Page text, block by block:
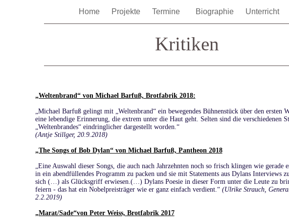
Home Projekte Termine Biographie Unterricht
Kritiken
„Weltenbrand“ von Michael Barfuß, Brotfabrik 2018:
„Michael Barfuß gelingt mit „Weltenbrand“ ein bewegendes Bühnenstück über den ersten
eine lebendige Erinnerung, die extrem unter die Haut geht. Selten sind die verschiedenen
„Weltenbrandes“ eindringlicher dargestellt worden.“
(Antje Stillger, 20.9.2018)
„The Songs of Bob Dylan“ von Michael Barfuß, Pantheon 2018
„Eine Auswahl dieser Songs, die auch nach Jahrzehnten noch so frisch klingen wie gerade
in ein abendfüllendes Programm zu packen und sie mit Statements aus Dylans Interviews
sich (…) als Glücksgriff erwiesen.(…) Dylans Poesie in dieser Form unter die Leute zu
feiern - das hat ein Nobelpreisträger wie er ganz einfach verdient.“(Ulrike Strauch,
2.2.2019)
„Marat/Sade“von Peter Weiss, Brotfabrik 2017